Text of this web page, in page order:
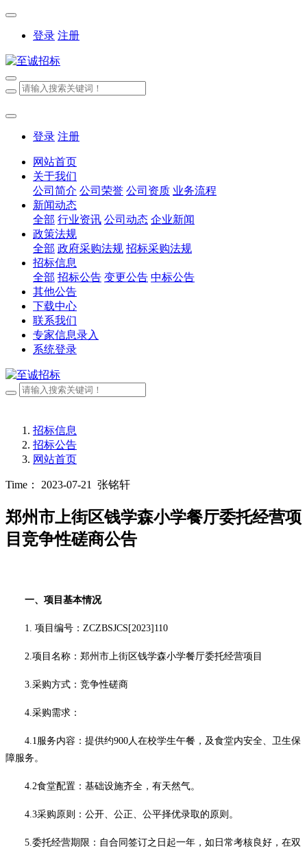
登录 注册
登录 注册
网站首页
关于我们
公司简介 公司荣誉 公司资质 业务流程
新闻动态
全部 行业资讯 公司动态 企业新闻
政策法规
全部 政府采购法规 招标采购法规
招标信息
全部 招标公告 变更公告 中标公告
其他公告
下载中心
联系我们
专家信息录入
系统登录
招标信息
招标公告
网站首页
Time： 2023-07-21 张铭轩
郑州市上街区钱学森小学餐厅委托经营项
目竞争性磋商公告
一、项目基本情况
1. 项目编号： ZCZBSJCS[2023]110
2.项目 名称： 郑州市上街区钱学森小学餐厅委托经营项目
3.采购方式： 竞争性磋商
4.采购需求：
4.1服务内容：提供约900人在校学生午餐，及食堂内安全、卫生保
障服务。
4.2食堂配置：基础设施齐全，有天然气。
4.3采购原则：公开、公正、公平择优录取的原则 。
5.委托经营期限 ：自合同签订之日起一年 ，如日常考核良好，在双